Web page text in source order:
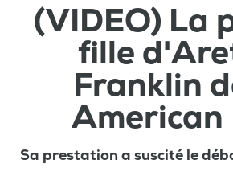
(VIDEO) La
fille
Franklin
American
Sa prestation a suscité le